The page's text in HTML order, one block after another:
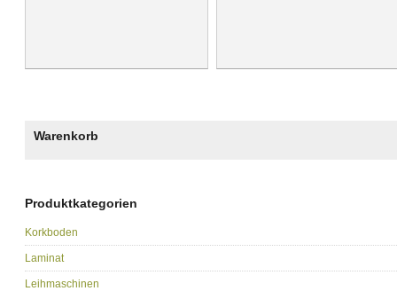
Warenkorb
Produktkategorien
Korkboden
Laminat
Leihmaschinen